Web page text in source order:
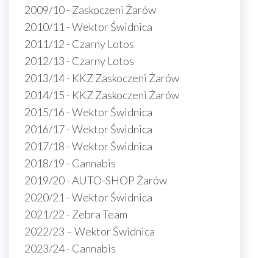
2009/10 - Zaskoczeni Żarów
2010/11 - Wektor Świdnica
2011/12 - Czarny Lotos
2012/13 - Czarny Lotos
2013/14 - KKZ Zaskoczeni Żarów
2014/15 - KKZ Zaskoczeni Żarów
2015/16 - Wektor Świdnica
2016/17 - Wektor Świdnica
2017/18 - Wektor Świdnica
2018/19 - Cannabis
2019/20 - AUTO-SHOP Żarów
2020/21 - Wektor Świdnica
2021/22 - Zebra Team
2022/23 – Wektor Świdnica
2023/24 - Cannabis